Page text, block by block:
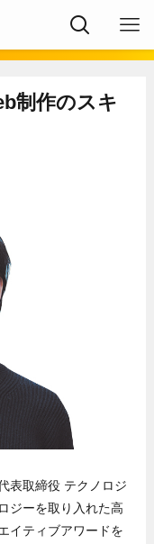
制作のスキ
表取締役 テクノロジ
ジーを取り入れた高
イティブアワードを